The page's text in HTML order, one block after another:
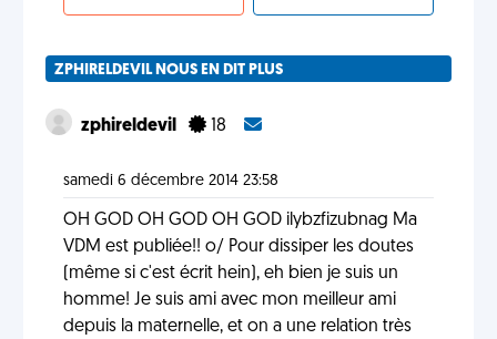
ZPHIRELDEVIL NOUS EN DIT PLUS
zphireldevil 18
samedi 6 décembre 2014 23:58
OH GOD OH GOD OH GOD ilybzfizubnag Ma
VDM est publiée!! o/ Pour dissiper les doutes
(même si c'est écrit hein), eh bien je suis un
homme! Je suis ami avec mon meilleur ami
depuis la maternelle, et on a une relation très